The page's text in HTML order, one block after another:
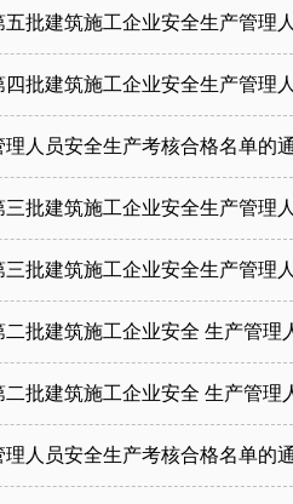
批建筑施工企业安全生产管理
批建筑施工企业安全生产管理
人员安全生产考核合格名单的
批建筑施工企业安全生产管理
批建筑施工企业安全生产管理
批建筑施工企业安全 生产管
批建筑施工企业安全 生产管
人员安全生产考核合格名单的